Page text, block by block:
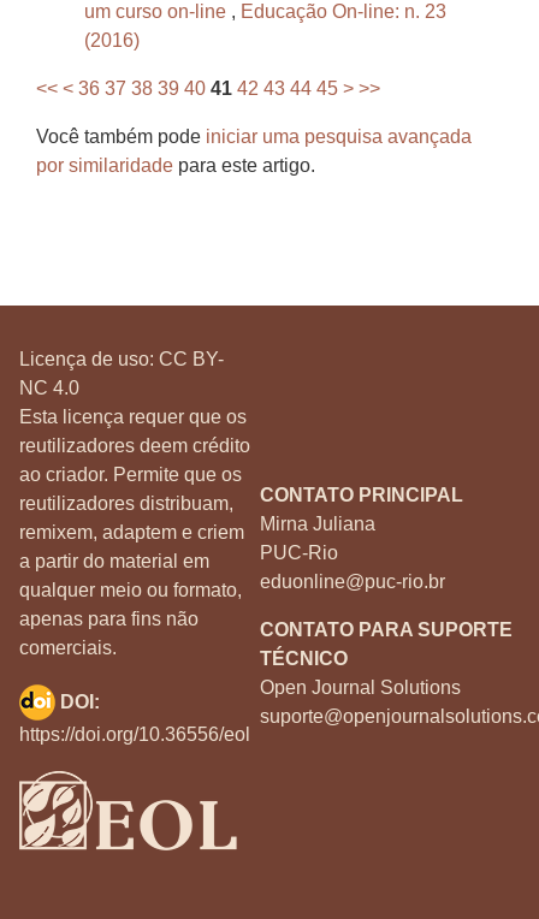
um curso on-line , Educação On-line: n. 23
(2016)
<< < 36 37 38 39 40 41 42 43 44 45 > >>
Você também pode iniciar uma pesquisa avançada
por similaridade para este artigo.
Licença de uso: CC BY-
NC 4.0
Esta licença requer que os
reutilizadores deem crédito
ao criador. Permite que os
reutilizadores distribuam,
remixem, adaptem e criem
a partir do material em
qualquer meio ou formato,
apenas para fins não
comerciais.
CONTATO PRINCIPAL
Mirna Juliana
PUC-Rio
eduonline@puc-rio.br
CONTATO PARA SUPORTE
TÉCNICO
Open Journal Solutions
DOI:
https://doi.org/10.36556/eol